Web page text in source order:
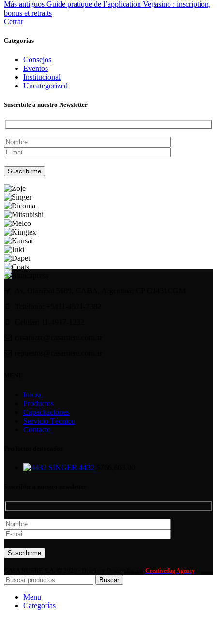
Más antiguos Guide pratique de l’application Vegasino : inscription,
bonus et retraits
Cerrar
Categorías
Consejos
Eventos
Institucional
Uncategorized
Suscribite a nuestro Newsletter
Inicio
Productos
Capacitaciones
Servicio Técnico
Contacto
SINGER 4432
Creativedog Agency
Buscar
Menu
Categorías